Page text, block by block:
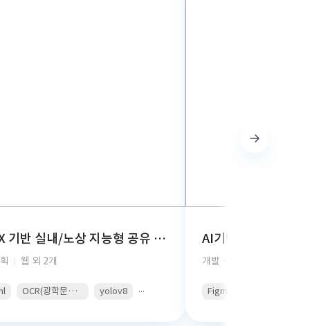
AI-BOX 기반 실내/노상 지능형 공유 주차 관제 시스템 개발
웹 외 2개
OCR(광학문자인식) yolov8 ...
개발 · 디자인 · 기획
Figma